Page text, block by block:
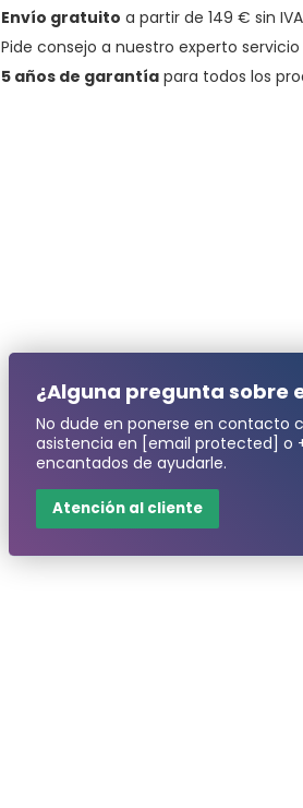
Envío gratuito a partir de 149 € sin IVA
Pide consejo a nuestro experto
5 años de garantía para todos los
¿Alguna pregunta sobre
No dude en ponerse en contacto
asistencia en [email protected] o
encantados de ayudarle.
Atención al cliente